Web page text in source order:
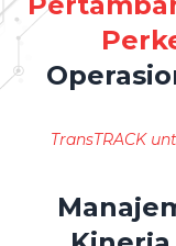
TransTRACK